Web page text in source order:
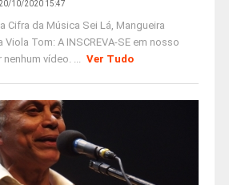
20/10/2020 15:47
Cifra da Música Sei Lá, Mangueira
Viola Tom: A INSCREVA-SE em nosso
vídeo. ... Ver Tudo